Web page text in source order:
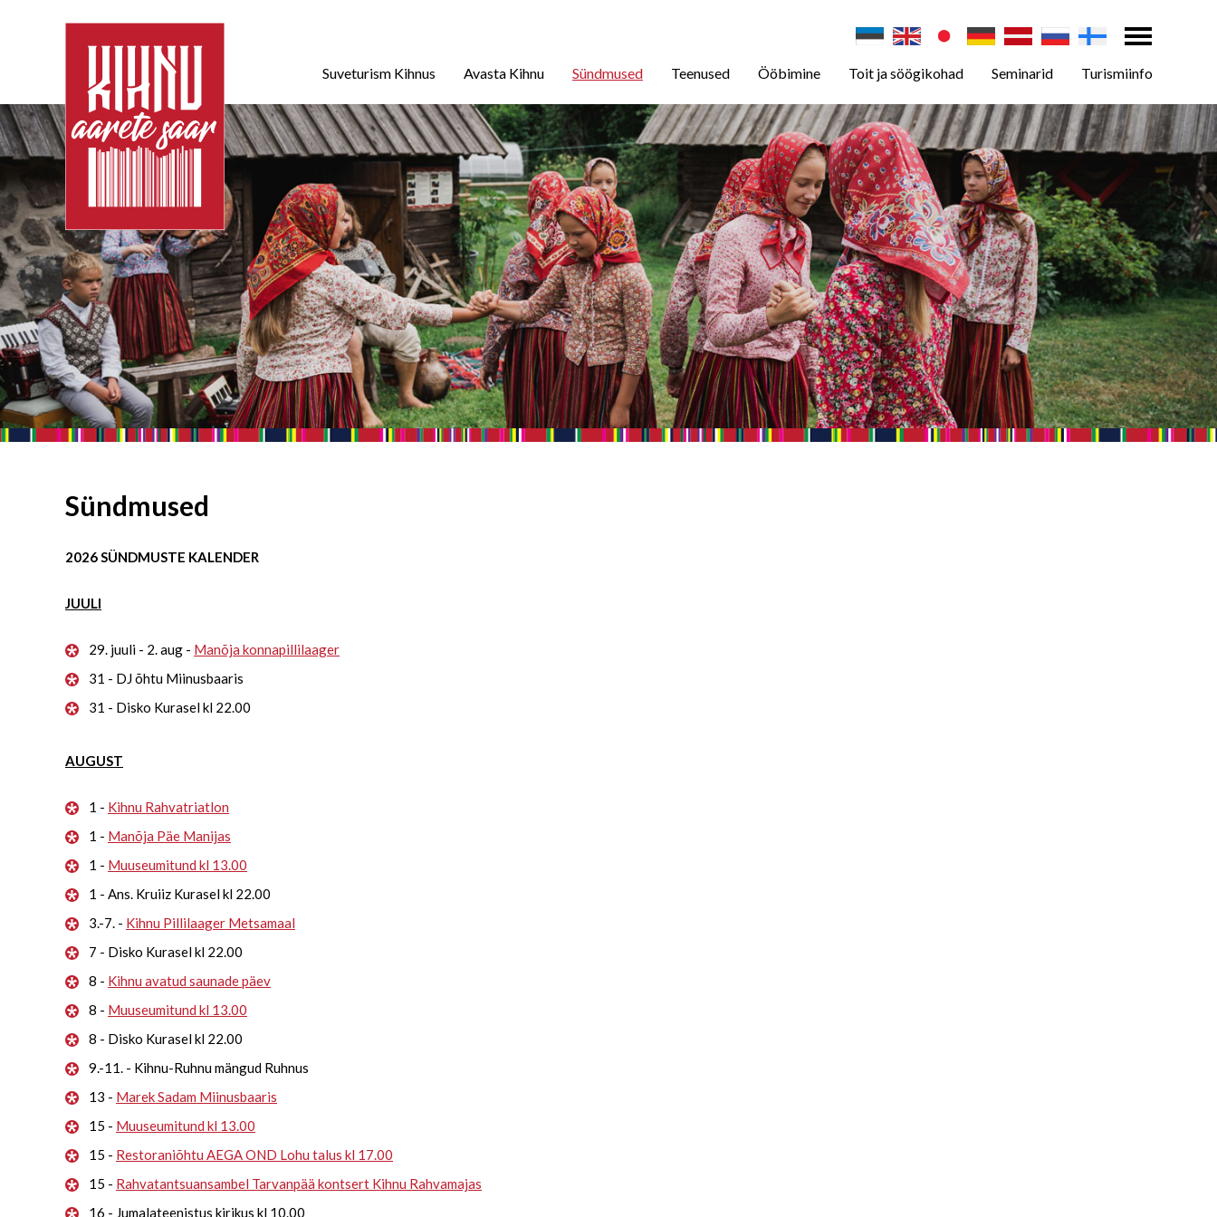
Suveturism Kihnus Avasta Kihnu Sündmused Teenused Ööbimine Toit ja söögikohad Seminarid Turismiinfo
Sündmused
2026 SÜNDMUSTE KALENDER
JUULI
29. juuli - 2. aug - Manõja konnapillilaager
31 - DJ õhtu Miinusbaaris
31 - Disko Kurasel kl 22.00
AUGUST
1 - Kihnu Rahvatriatlon
1 - Manõja Päe Manijas
1 - Muuseumitund kl 13.00
1 - Ans. Kruiiz Kurasel kl 22.00
3.-7. - Kihnu Pillilaager Metsamaal
7 - Disko Kurasel kl 22.00
8 - Kihnu avatud saunade päev
8 - Muuseumitund kl 13.00
8 - Disko Kurasel kl 22.00
9.-11. - Kihnu-Ruhnu mängud Ruhnus
13 - Marek Sadam Miinusbaaris
15 - Muuseumitund kl 13.00
15 - Restoraniõhtu AEGA OND Lohu talus kl 17.00
15 - Rahvatantsuansambel Tarvanpää kontsert Kihnu Rahvamajas
16 - Jumalateenistus kirikus kl 10.00